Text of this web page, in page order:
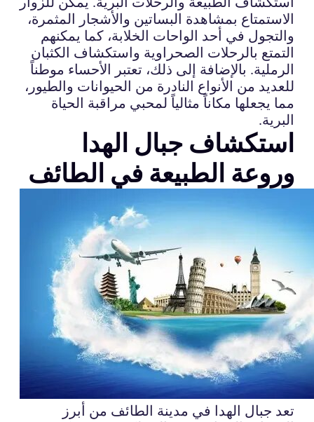
الاستمتاع بمشاهدة البساتين والأشجار المثمرة،
والتجول في أحد الواحات الخلابة، كما يمكنهم
التمتع بالرحلات الصحراوية واستكشاف الكثبان
الرملية. بالإضافة إلى ذلك، تعتبر الأحساء موطناً
للعديد من الأنواع النادرة من الحيوانات والطيور،
مما يجعلها مكاناً مثالياً لمحبي مراقبة الحياة
البرية.
استكشاف جبال الهدا
وروعة الطبيعة في الطائف
تعد جبال الهدا في مدينة الطائف من أبرز